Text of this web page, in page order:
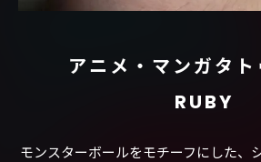
アニメ・マンガタト
RUBY
モンスターボールをモチーフにした、